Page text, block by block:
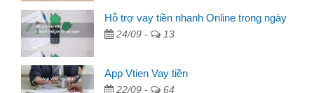
Hỗ trợ vay tiền nhanh Online trong ngày
24/09 - 13
App Vtien Vay tiền
22/09 - 64